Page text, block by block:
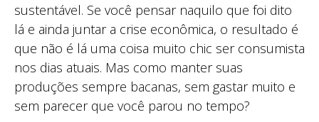
sustentável. Se você pensar naquilo que foi dito
lá e ainda juntar a crise econômica, o resultado é
que não é lá uma coisa muito chic ser consumista
nos dias atuais. Mas como manter suas
produções sempre bacanas, sem gastar muito e
sem parecer que você parou no tempo?